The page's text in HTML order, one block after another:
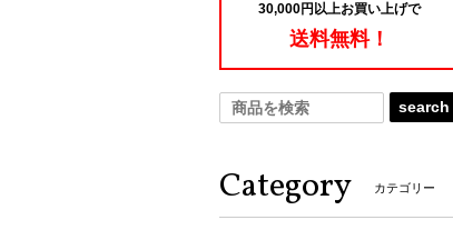
30,000円以上お買い上げで
送料無料！
search
Category カテゴリー